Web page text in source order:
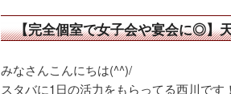
【完全個室で女子会や宴会に◎】
みなさんこんにちは(^^)/
スタバに1日の活力をもらってる西川です